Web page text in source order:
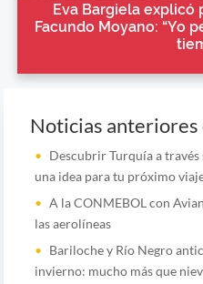
Eva Bargiela
Facundo Moyano: “Yo
Noticias anteriores
Descubrir Turquía a
una idea para tu próximo
A la CONMEBOL con
las aerolíneas
Bariloche y Río Negro
invierno: mucho más que